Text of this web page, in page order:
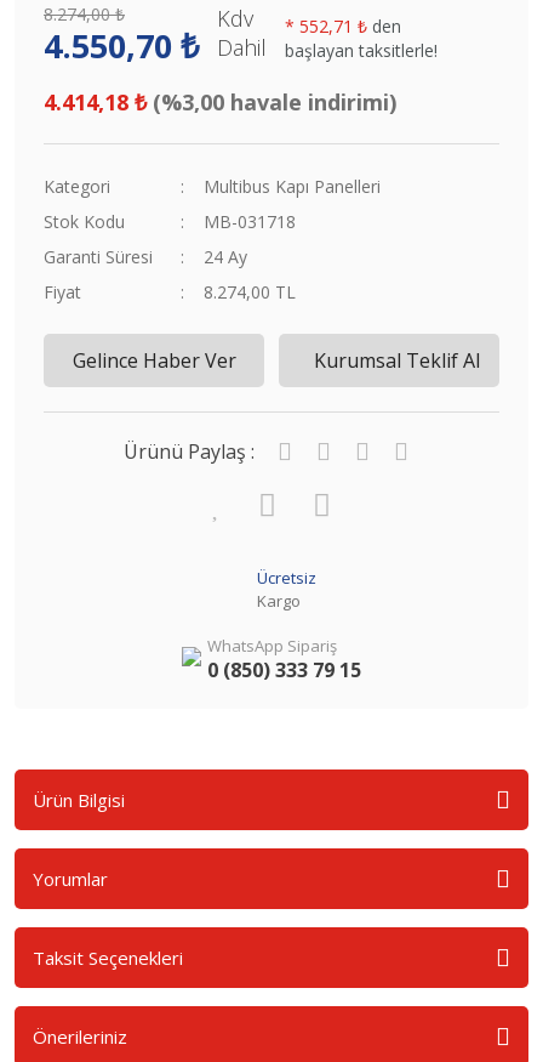
8.274,00 ₺
4.550,70 ₺
Kdv
Dahil
* 552,71 ₺ den
başlayan taksitlerle!
4.414,18 ₺ (%3,00 havale indirimi)
Kategori
Multibus Kapı Panelleri
Stok Kodu
MB-031718
Garanti Süresi
24 Ay
Fiyat
8.274,00 TL
Gelince Haber Ver Kurumsal Teklif Al
Ürünü Paylaş :
Ücretsiz
Kargo
WhatsApp Sipariş
0 (850) 333 79 15
Ürün Bilgisi
Yorumlar
Taksit Seçenekleri
Önerileriniz